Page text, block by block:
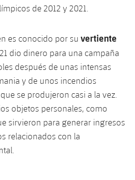
de 2012 y 2021.
es conocido por su vertiente
dio dinero para una campaña
después de unas intensas
y de unos incendios
se produjeron casi a la vez.
objetos personales, como
sirvieron para generar ingresos
relacionados con la